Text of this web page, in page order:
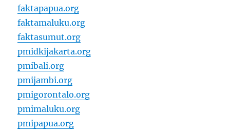
faktapapua.org
faktamaluku.org
faktasumut.org
pmidkijakarta.org
pmibali.org
pmijambi.org
pmigorontalo.org
pmimaluku.org
pmipapua.org